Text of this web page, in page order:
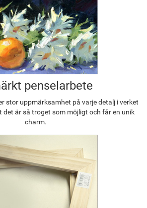
penselarbete
stor uppmärksamhet på varje detalj i verket
är så troget som möjligt och får en unik
charm.